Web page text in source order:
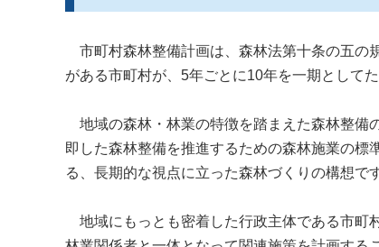
市町村森林整備計画は、森林法第十条の五の
がある市町村が、5年ごとに10年を一期としてた
地域の森林・林業の特徴を踏まえた森林整備
即した森林整備を推進するための森林施業の
る、長期的な視点に立った森林づくりの構想です
地域にもっとも密着した行政主体である市町